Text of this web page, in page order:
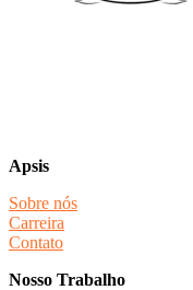
Apsis
Sobre nós
Carreira
Contato
Nosso Trabalho